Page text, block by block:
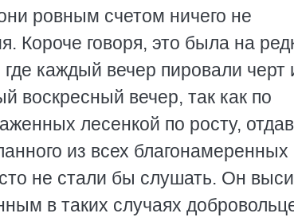
ровным счетом ничего не
Короче говоря, это была на
каждый вечер пировали черт
воскресный вечер, так как по
лесенкой по росту,
из всех благонамеренных
не стали бы слушать. Он
в таких случаях